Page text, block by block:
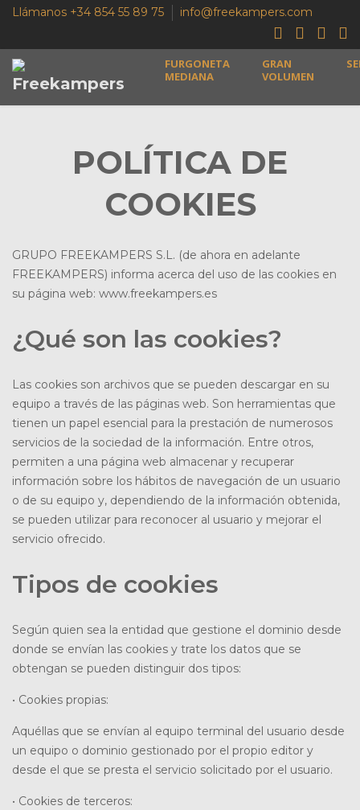
Llámanos +34 854 55 89 75 info@freekampers.com
FURGONETA
MEDIANA
GRAN
VOLUMEN
POLÍTICA DE
COOKIES
GRUPO FREEKAMPERS S.L. (de ahora en adelante
FREEKAMPERS) informa acerca del uso de las cookies en
su página web: www.freekampers.es
¿Qué son las cookies?
Las cookies son archivos que se pueden descargar en su
equipo a través de las páginas web. Son herramientas que
tienen un papel esencial para la prestación de numerosos
servicios de la sociedad de la información. Entre otros,
permiten a una página web almacenar y recuperar
información sobre los hábitos de navegación de un usuario
o de su equipo y, dependiendo de la información obtenida,
se pueden utilizar para reconocer al usuario y mejorar el
servicio ofrecido.
Tipos de cookies
Según quien sea la entidad que gestione el dominio desde
donde se envían las cookies y trate los datos que se
obtengan se pueden distinguir dos tipos:
• Cookies propias:
Aquéllas que se envían al equipo terminal del usuario desde
un equipo o dominio gestionado por el propio editor y
desde el que se presta el servicio solicitado por el usuario.
• Cookies de terceros: